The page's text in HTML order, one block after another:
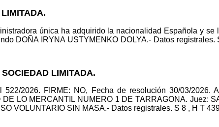
única ha adquirido la nacionalidad Española y se
DOÑA IRYNA USTYMENKO DOLYA.- Datos registrales.
LIMITADA.
522/2026. FIRME: NO, Fecha de resolución 30/03/2026.
LO MERCANTIL NUMERO 1 DE TARRAGONA. Juez:
VOLUNTARIO SIN MASA.- Datos registrales. S 8 , H T